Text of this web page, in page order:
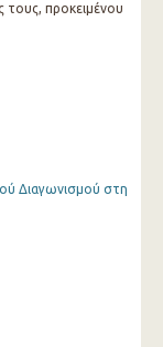
τους, προκειμένου
Διαγωνισμού στη